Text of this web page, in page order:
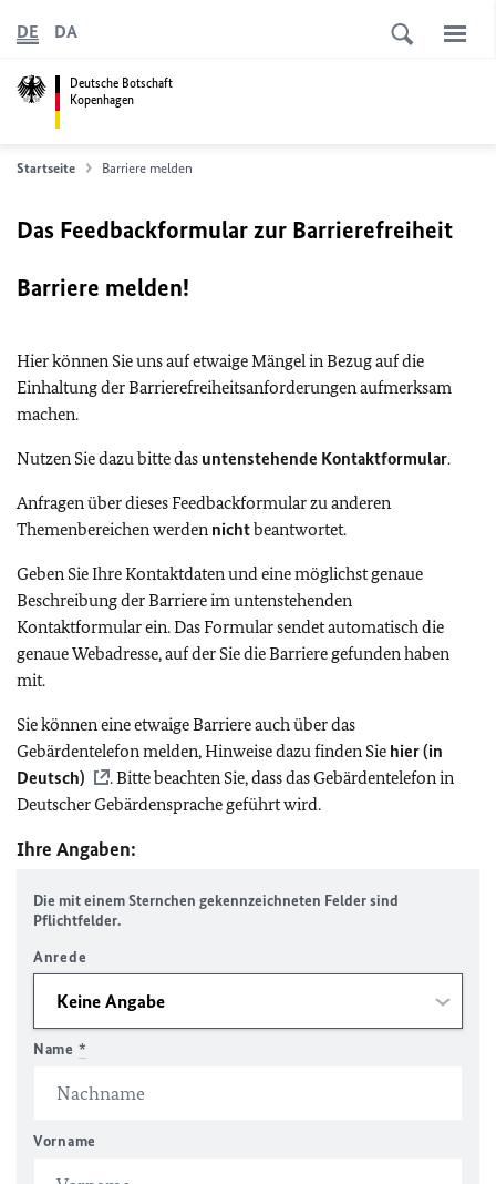
Deutsche Botschaft
Kopenhagen
DE DA
Startseite Barriere melden
Das Feedbackformular zur Barrierefreiheit
Barriere melden!
Hier können Sie uns auf etwaige Mängel in Bezug auf die
Einhaltung der Barrierefreiheitsanforderungen aufmerksam
machen.
Nutzen Sie dazu bitte das untenstehende Kontaktformular.
Anfragen über dieses Feedbackformular zu anderen
Themenbereichen werden nichtbeantwortet.
Geben Sie Ihre Kontaktdaten und eine möglichst genaue
Beschreibung der Barriere im untenstehenden
Kontaktformular ein. Das Formular sendet automatisch die
genaue Webadresse, auf der Sie die Barriere gefunden haben
mit.
Sie können eine etwaige Barriere auch über das
Gebärdentelefon melden, Hinweise dazu finden Sie hier (in
Deutsch)
. Bitte beachten Sie, dass das Gebärdentelefon in
Deutscher Gebärdensprache geführt wird.
Ihre Angaben:
Die mit einem Sternchen gekennzeichneten Felder sind
Pflichtfelder.
Anrede
Name *
Vorname